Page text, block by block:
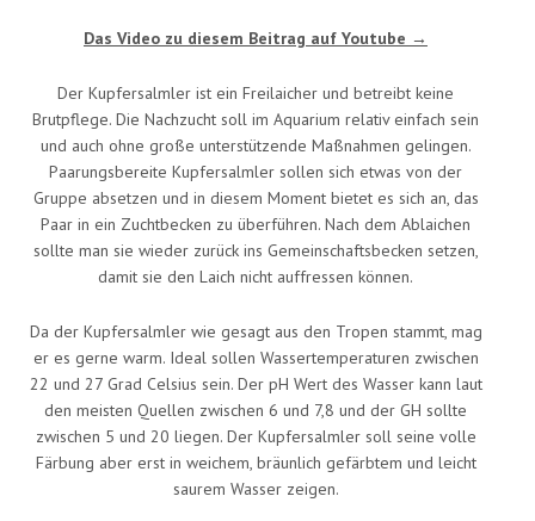
Das Video zu diesem Beitrag auf Youtube →
Der Kupfersalmler ist ein Freilaicher und betreibt keine
Brutpflege. Die Nachzucht soll im Aquarium relativ einfach sein
und auch ohne große unterstützende Maßnahmen gelingen.
Paarungsbereite Kupfersalmler sollen sich etwas von der
Gruppe absetzen und in diesem Moment bietet es sich an, das
Paar in ein Zuchtbecken zu überführen. Nach dem Ablaichen
sollte man sie wieder zurück ins Gemeinschaftsbecken setzen,
damit sie den Laich nicht auffressen können.
Da der Kupfersalmler wie gesagt aus den Tropen stammt, mag
er es gerne warm. Ideal sollen Wassertemperaturen zwischen
22 und 27 Grad Celsius sein. Der pH Wert des Wasser kann laut
den meisten Quellen zwischen 6 und 7,8 und der GH sollte
zwischen 5 und 20 liegen. Der Kupfersalmler soll seine volle
Färbung aber erst in weichem, bräunlich gefärbtem und leicht
saurem Wasser zeigen.